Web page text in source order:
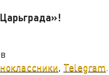
, Telegram.